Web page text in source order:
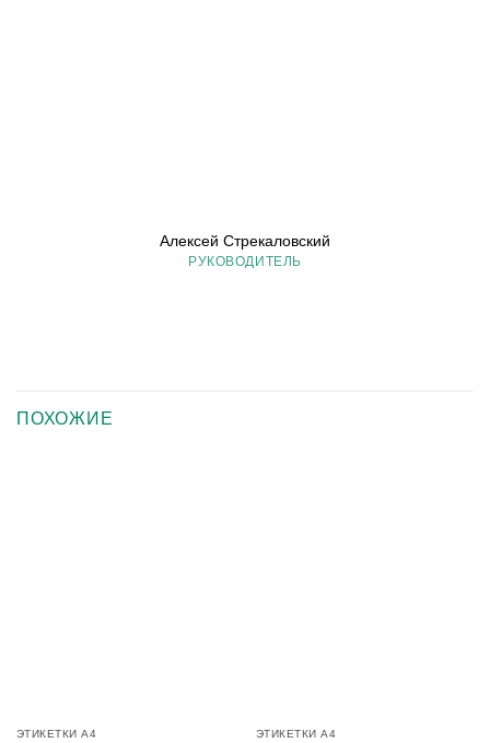
Алексей Стрекаловский
РУКОВОДИТЕЛЬ
ПОХОЖИЕ
ЭТИКЕТКИ А4 ЭТИКЕТКИ А4